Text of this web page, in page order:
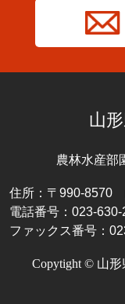
山
農林水産部
住所：〒990-8570
電話番号：023-
ファックス番号：
Copytight © 山形